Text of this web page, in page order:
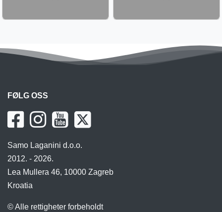
FØLG OSS
Samo Laganini d.o.o.
2012. - 2026.
Lea Mullera 46, 10000 Zagreb
Kroatia
© Alle rettigheter forbeholdt